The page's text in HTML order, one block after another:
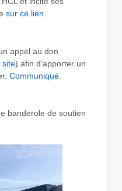
sur ce lien.
appel au don
site) afin d’apporter un
Communiqué
banderole de soutien